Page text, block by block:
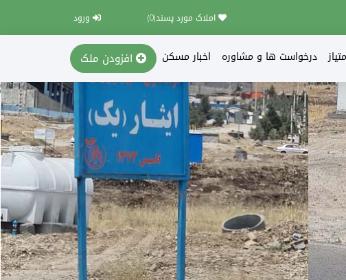
املاک مورد پسند(0
) ورود
درخواست ها و مشاوره اخبار مسکن افزودن ملک